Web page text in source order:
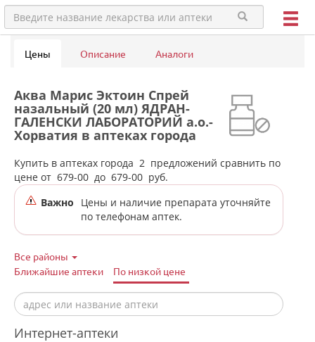
Цены Описание Аналоги
Аква Марис Эктоин Спрей
назальный (20 мл) ЯДРАН-
ГАЛЕНСКИ ЛАБОРАТОРИЙ а.о.-
Хорватия в аптеках города
Богдановича
Купить в аптеках города 2 предложений сравнить по
цене от 679-00 до 679-00 руб.
Важно
Цены и наличие препарата уточняйте
по телефонам аптек.
Все районы
Ближайшие аптеки
По низкой цене
Интернет-аптеки